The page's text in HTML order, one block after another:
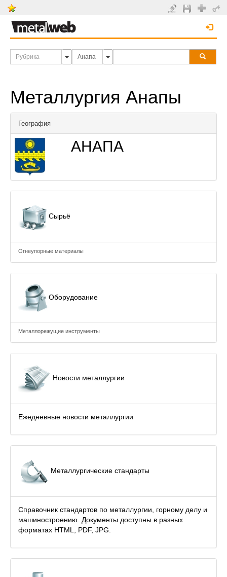
Металлургия Анапы
География
АНАПА
Сырьё
Огнеупорные материалы
Оборудование
Металлорежущие инструменты
Новости металлургии
Ежедневные новости металлургии
Металлургические стандарты
Справочник стандартов по металлургии, горному делу и
машиностроению. Документы доступны в разных
форматах HTML, PDF, JPG.